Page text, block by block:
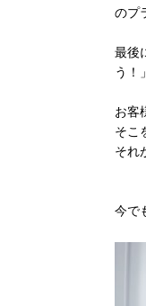
のプ
最後
う！
お客
そこ
それ
今で